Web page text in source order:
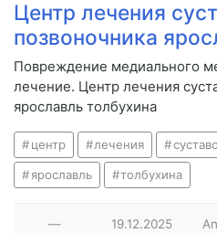
Центр лечения
позвоночника
Повреждение медиального
лечение. Центр лечения
ярославль толбухина
центр лечения
ярославль толбухина
— 19.12.2025